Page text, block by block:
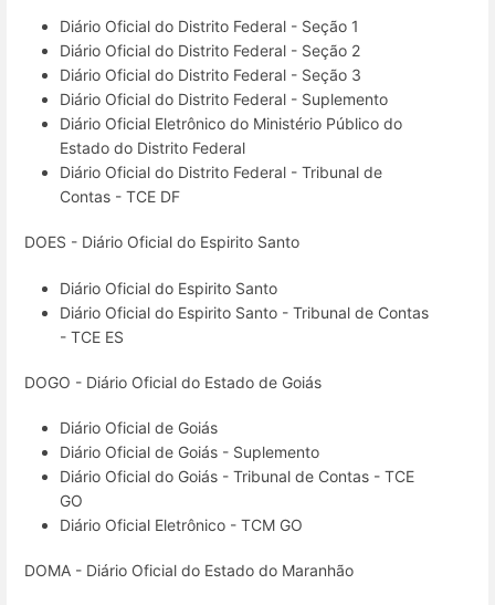
Diário Oficial do Distrito Federal - Seção 1
Diário Oficial do Distrito Federal - Seção 2
Diário Oficial do Distrito Federal - Seção 3
Diário Oficial do Distrito Federal - Suplemento
Diário Oficial Eletrônico do Ministério Público do
Estado do Distrito Federal
Diário Oficial do Distrito Federal - Tribunal de
Contas - TCE DF
DOES - Diário Oficial do Espirito Santo
Diário Oficial do Espirito Santo
Diário Oficial do Espirito Santo - Tribunal de Contas
- TCE ES
DOGO - Diário Oficial do Estado de Goiás
Diário Oficial de Goiás
Diário Oficial de Goiás - Suplemento
Diário Oficial do Goiás - Tribunal de Contas - TCE
GO
Diário Oficial Eletrônico - TCM GO
DOMA - Diário Oficial do Estado do Maranhão